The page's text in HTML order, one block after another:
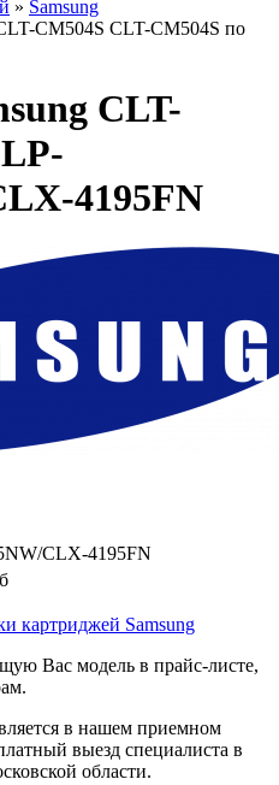
» Samsung
CM504S CLT-CM504S по
CLT-
4195FN
CLX-4195FN
картриджей Samsung
Вас модель в прайс-листе,
в нашем приемном
выезд специалиста в
области.